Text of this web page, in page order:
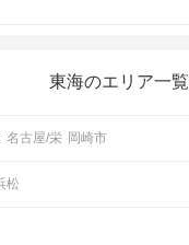
東海のエリア一覧
名古屋/栄 岡崎市
松